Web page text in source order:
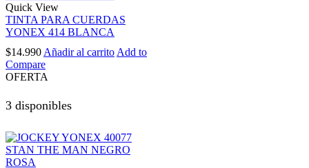
Quick View
TINTA PARA CUERDAS
YONEX 414 BLANCA
$14.990 Añadir al carrito Add to
Compare
OFERTA
3 disponibles